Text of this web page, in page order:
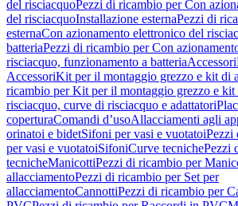
del risciacquoPezzi di ricambio per Con
del risciacquoInstallazione esternaPezzi di
esternaCon azionamento elettronico del
batteriaPezzi di ricambio per Con
risciacquo, funzionamento a batteriaAccessori
AccessoriKit per il montaggio grezzo e kit di
ricambio per Kit per il montaggio grezzo e kit
risciacquo, curve di risciacquo e adattatori
coperturaComandi d’usoAllacciamenti agli
orinatoi e bidetSifoni per vasi e vuotatoiPezzi
per vasi e vuotatoiSifoniCurve tecnichePezzi
tecnicheManicottiPezzi di ricambio per
allacciamentoPezzi di ricambio per Set per
allacciamentoCannottiPezzi di ricambio per